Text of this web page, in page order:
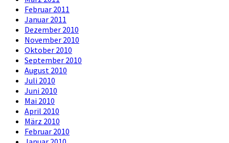
Februar 2011
Januar 2011
Dezember 2010
November 2010
Oktober 2010
September 2010
August 2010
Juli 2010
Juni 2010
Mai 2010
April 2010
März 2010
Februar 2010